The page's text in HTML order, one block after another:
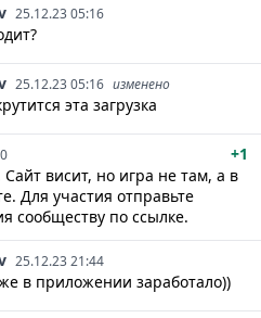
25.12.23 05:16
25.12.23 05:16 изменено
эта загрузка
+1
Сайт висит, но игра не там, а в
Для участия отправьте
сообществу по ссылке.
25.12.23 21:44
в приложении заработало))